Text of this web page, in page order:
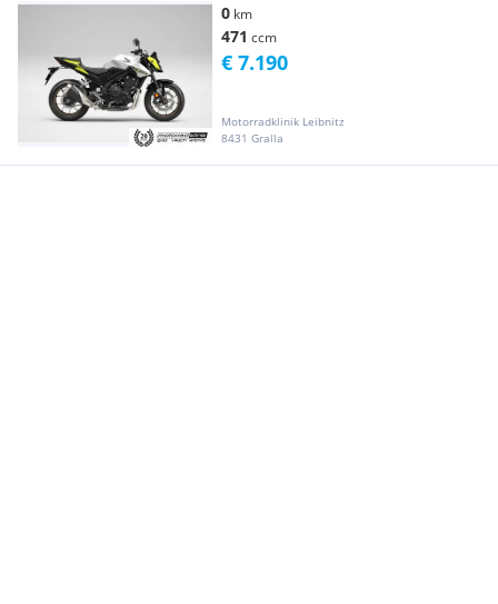
0 km
471 ccm
Motorradklinik Leibnitz
8431 Gralla
€ 7.190